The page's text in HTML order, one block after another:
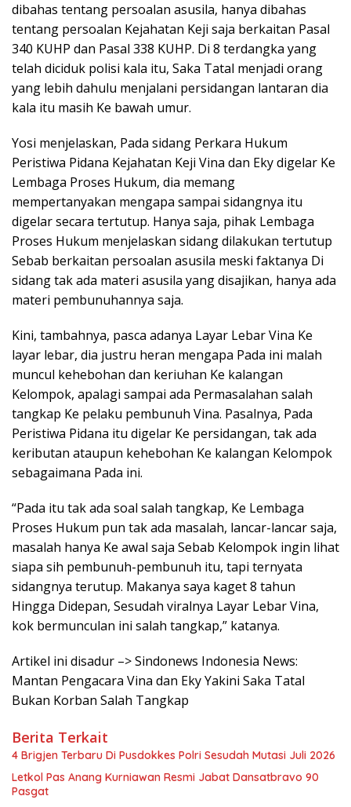
dibahas tentang persoalan asusila, hanya dibahas
tentang persoalan Kejahatan Keji saja berkaitan Pasal
340 KUHP dan Pasal 338 KUHP. Di 8 terdangka yang
telah diciduk polisi kala itu, Saka Tatal menjadi orang
yang lebih dahulu menjalani persidangan lantaran dia
kala itu masih Ke bawah umur.
Yosi menjelaskan, Pada sidang Perkara Hukum
Peristiwa Pidana Kejahatan Keji Vina dan Eky digelar Ke
Lembaga Proses Hukum, dia memang
mempertanyakan mengapa sampai sidangnya itu
digelar secara tertutup. Hanya saja, pihak Lembaga
Proses Hukum menjelaskan sidang dilakukan tertutup
Sebab berkaitan persoalan asusila meski faktanya Di
sidang tak ada materi asusila yang disajikan, hanya ada
materi pembunuhannya saja.
Kini, tambahnya, pasca adanya Layar Lebar Vina Ke
layar lebar, dia justru heran mengapa Pada ini malah
muncul kehebohan dan keriuhan Ke kalangan
Kelompok, apalagi sampai ada Permasalahan salah
tangkap Ke pelaku pembunuh Vina. Pasalnya, Pada
Peristiwa Pidana itu digelar Ke persidangan, tak ada
keributan ataupun kehebohan Ke kalangan Kelompok
sebagaimana Pada ini.
“Pada itu tak ada soal salah tangkap, Ke Lembaga
Proses Hukum pun tak ada masalah, lancar-lancar saja,
masalah hanya Ke awal saja Sebab Kelompok ingin lihat
siapa sih pembunuh-pembunuh itu, tapi ternyata
sidangnya terutup. Makanya saya kaget 8 tahun
Hingga Didepan, Sesudah viralnya Layar Lebar Vina,
kok bermunculan ini salah tangkap,” katanya.
Artikel ini disadur –> Sindonews Indonesia News:
Mantan Pengacara Vina dan Eky Yakini Saka Tatal
Bukan Korban Salah Tangkap
Berita Terkait
4 Brigjen Terbaru Di Pusdokkes Polri Sesudah Mutasi Juli 2026
Letkol Pas Anang Kurniawan Resmi Jabat Dansatbravo 90
Pasgat